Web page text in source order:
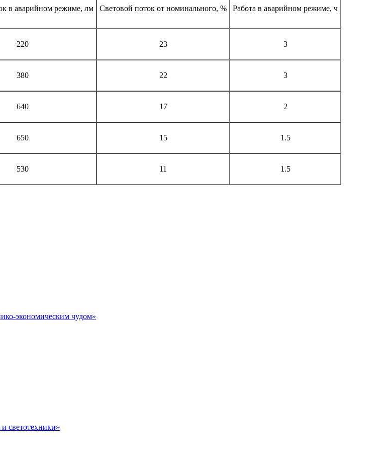
в аварийном режиме, лм Световой поток от номинального, % Работа в аварийном режиме, ч
220 23 3
380 22 3
640 17 2
650 15 1.5
530 11 1.5
экономическим чудом»
светотехники»